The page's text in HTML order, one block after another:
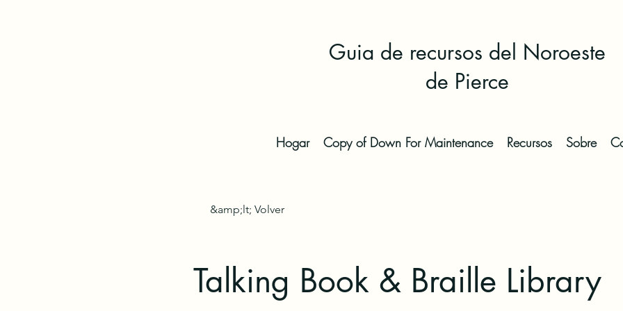
Guia de recursos del Noroeste
de Pierce
Hogar Copy of Down For Maintenance Recursos Sobre
&amp;lt; Volver
Talking Book & Braille Library